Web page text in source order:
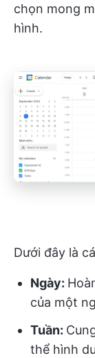
chọn mong
hình.
Dưới đây là
Ngày:
của một
Tuần:
thể hình